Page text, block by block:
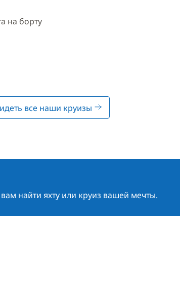
на борту
все наши круизы
найти яхту или круиз вашей мечты.